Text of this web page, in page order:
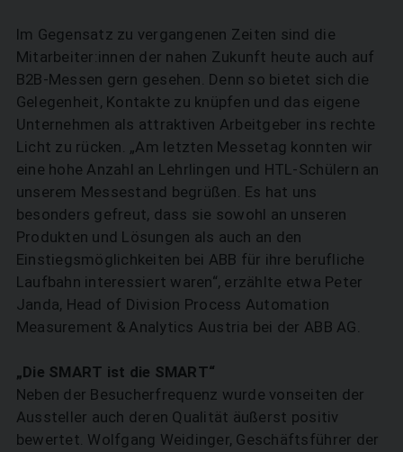
Im Gegensatz zu vergangenen Zeiten sind die
Mitarbeiter:innen der nahen Zukunft heute auch auf
B2B-Messen gern gesehen. Denn so bietet sich die
Gelegenheit, Kontakte zu knüpfen und das eigene
Unternehmen als attraktiven Arbeitgeber ins rechte
Licht zu rücken. „Am letzten Messetag konnten wir
eine hohe Anzahl an Lehrlingen und HTL-Schülern an
unserem Messestand begrüßen. Es hat uns
besonders gefreut, dass sie sowohl an unseren
Produkten und Lösungen als auch an den
Einstiegsmöglichkeiten bei ABB für ihre berufliche
Laufbahn interessiert waren“, erzählte etwa Peter
Janda, Head of Division Process Automation
Measurement & Analytics Austria bei der ABB AG.
„Die SMART ist die SMART“
Neben der Besucherfrequenz wurde vonseiten der
Aussteller auch deren Qualität äußerst positiv
bewertet. Wolfgang Weidinger, Geschäftsführer der